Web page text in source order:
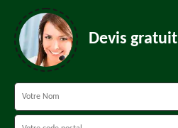
Devis gratuit